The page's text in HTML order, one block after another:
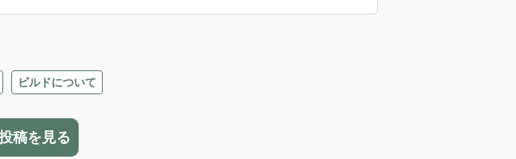
ビルドについて
稿を見る